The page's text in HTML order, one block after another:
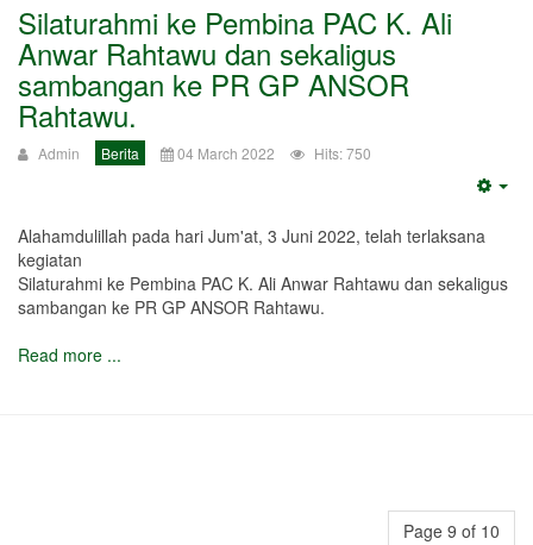
Silaturahmi ke Pembina PAC K. Ali
Anwar Rahtawu dan sekaligus
sambangan ke PR GP ANSOR
Rahtawu.
Admin Berita 04 March 2022 Hits: 750
Alahamdulillah pada hari Jum'at, 3 Juni 2022, telah terlaksana
kegiatan
Silaturahmi ke Pembina PAC K. Ali Anwar Rahtawu dan sekaligus
sambangan ke PR GP ANSOR Rahtawu.
Read more ...
Page 9 of 10